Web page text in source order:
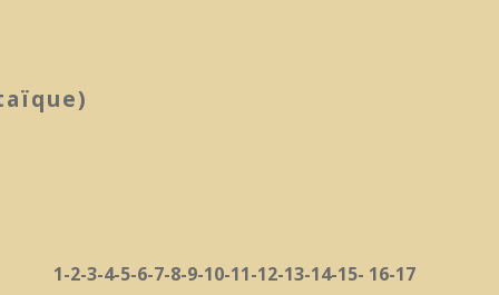
1-2-3-4-5-6-7-8-9-10-11-12-13-14-15- 16-17